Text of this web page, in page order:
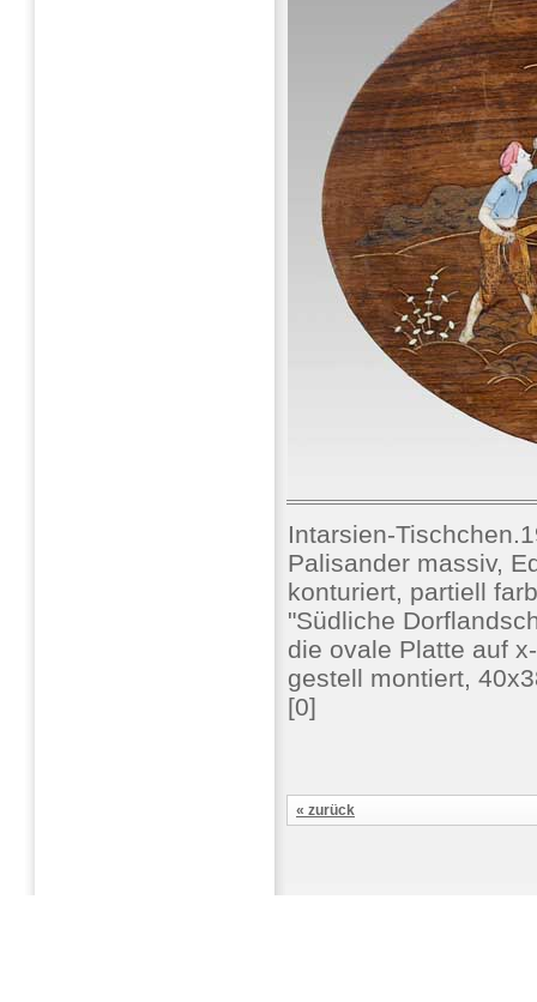
Intarsien-
Palisander massiv,
konturiert, partiell
"Südliche
die ovale Platte auf
gestell montiert,
[0]
« zurück